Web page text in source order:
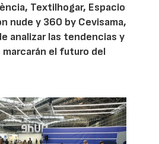
Textilhogar, Espacio
nude y 360 by Cevisama,
analizar las tendencias y
el futuro del